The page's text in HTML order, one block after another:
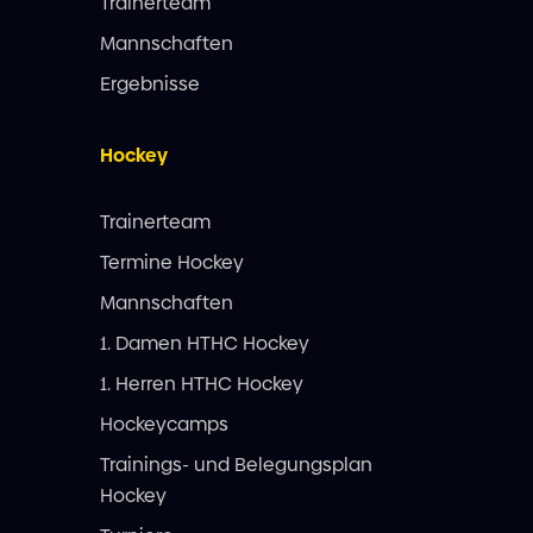
Mannschaften
Ergebnisse
Hockey
Trainerteam
Termine Hockey
Mannschaften
1. Damen HTHC Hockey
1. Herren HTHC Hockey
Hockeycamps
Trainings- und Belegungsplan
Hockey